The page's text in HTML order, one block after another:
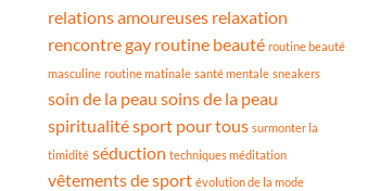
relations amoureuses relaxation
rencontre gay routine beauté routine beauté
masculine routine matinale santé mentale sneakers
soin de la peau soins de la peau
spiritualitésport pour tous surmonter la
timidité séduction techniques méditation
vêtements de sport évolution de la mode